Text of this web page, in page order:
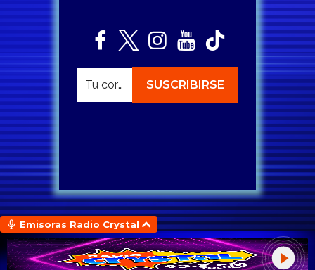
Emisoras Radio Crystal